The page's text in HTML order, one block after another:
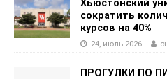
Хьюстонский
сократить
курсов на 40%
24, июль 2026
ПРОГУЛКИ ПО